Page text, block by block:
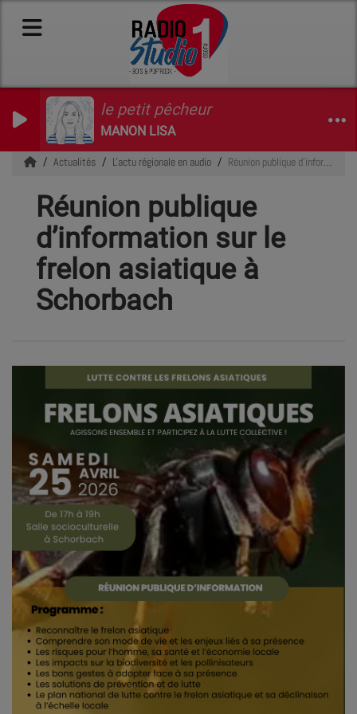
le petit pêcheur
MANON LISA
Actualités L'actu régionale en audio Réunion publique d’information sur le frelon asiatique à Schorbach
Réunion publique
d’information sur le
frelon asiatique à
Schorbach